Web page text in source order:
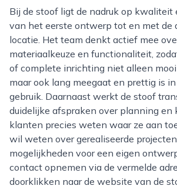
Bij de stoof ligt de nadruk op kwaliteit en degelijkheid,
van het eerste ontwerp tot en met de
locatie. Het team denkt actief mee
materiaalkeuze en functionaliteit,
of complete inrichting niet alleen
maar ook lang meegaat en prettig is
gebruik. Daarnaast werkt de stoof
duidelijke afspraken over planning en
klanten precies weten waar ze aan
wil weten over gerealiseerde
mogelijkheden voor een eigen
contact opnemen via de vermelde
doorklikken naar de website van de